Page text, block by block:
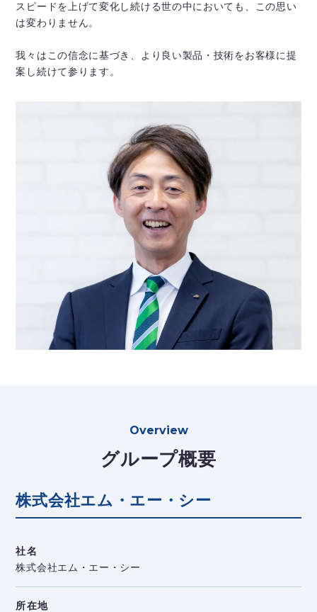
スピードを上げて変化し続ける世の中においても、この思い
は変わりません。
我々はこの信念に基づき、より良い製品・技術をお客様に提
案し続けて参ります。
Overview
グループ概要
株式会社エム・エー・シー
社名
株式会社エム・エー・シー
所在地